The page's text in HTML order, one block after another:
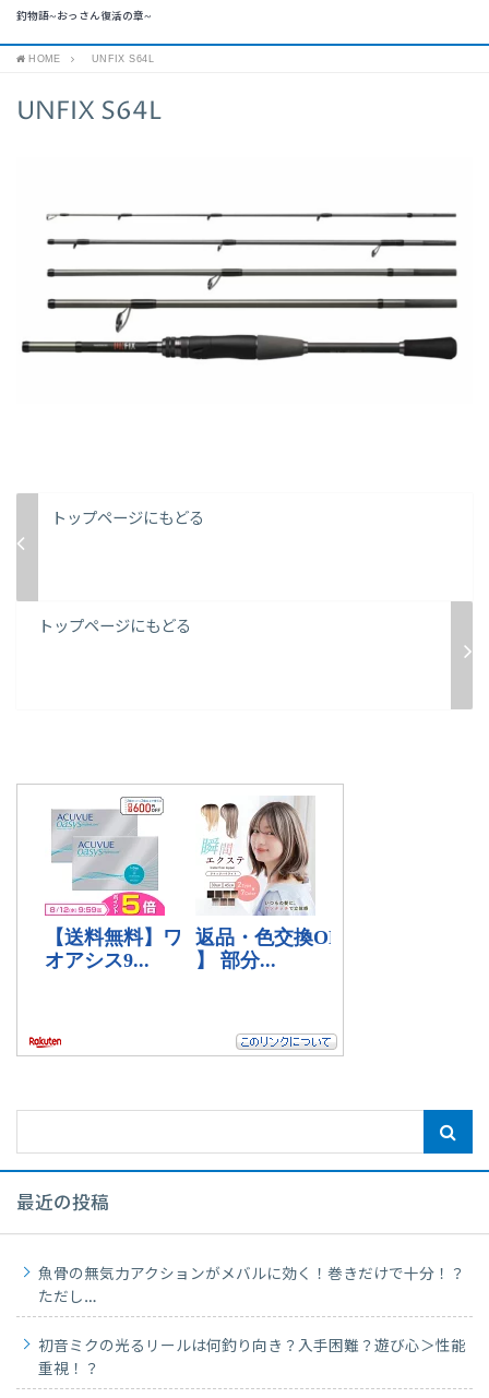
釣物語~おっさん復活の章~
HOME UNFIX S64L
UNFIX S64L
トップページにもどる
トップページにもどる
最近の投稿
魚骨の無気力アクションがメバルに効く！巻きだけで十分！？
ただし…
初音ミクの光るリールは何釣り向き？入手困難？遊び心＞性能
重視！？